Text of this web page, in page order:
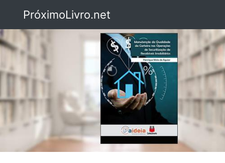
PróximoLivro.net